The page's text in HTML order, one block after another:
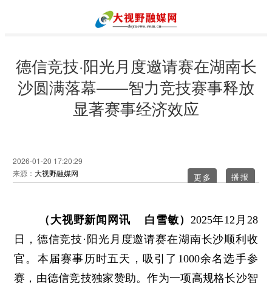
德信竞技·阳光月度邀请赛在湖南长
沙圆满落幕——智力竞技赛事释放
显著赛事经济效应
2026-01-20 17:20:29
来源： 大视野融媒网 更多
（大视野新闻网讯 白雪敏） 2025年12月28
日，德信竞技·阳光月度邀请赛在湖南长沙顺利收
官。本届赛事历时五天，吸引了1000余名选手参
赛，由德信竞技独家赞助。作为一项高规格长沙智